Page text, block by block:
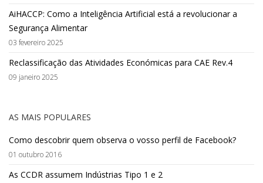
AiHACCP: Como a Inteligência Artificial está a revolucionar a
Segurança Alimentar
03 fevereiro 2025
Reclassificação das Atividades Económicas para CAE Rev.4
09 janeiro 2025
AS MAIS POPULARES
Como descobrir quem observa o vosso perfil de Facebook?
01 outubro 2016
As CCDR assumem Indústrias Tipo 1 e 2